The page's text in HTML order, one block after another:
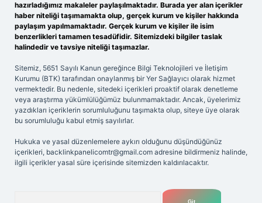
hazırladığımız makaleler paylaşılmaktadır. Burada yer alan içerikler
haber niteliği taşımamakta olup, gerçek kurum ve kişiler hakkında
paylaşım yapılmamaktadır. Gerçek kurum ve kişiler ile isim
benzerlikleri tamamen tesadüfidir. Sitemizdeki bilgiler taslak
halindedir ve tavsiye niteliği taşımazlar.
Sitemiz, 5651 Sayılı Kanun gereğince Bilgi Teknolojileri ve İletişim
Kurumu (BTK) tarafından onaylanmış bir Yer Sağlayıcı olarak hizmet
vermektedir. Bu nedenle, sitedeki içerikleri proaktif olarak denetleme
veya araştırma yükümlülüğümüz bulunmamaktadır. Ancak, üyelerimiz
yazdıkları içeriklerin sorumluluğunu taşımakta olup, siteye üye olarak
bu sorumluluğu kabul etmiş sayılırlar.
Hukuka ve yasal düzenlemelere aykırı olduğunu düşündüğünüz
içerikleri, backlinkpanelicomtr@gmail.com adresine bildirmeniz halinde,
ilgili içerikler yasal süre içerisinde sitemizden kaldırılacaktır.